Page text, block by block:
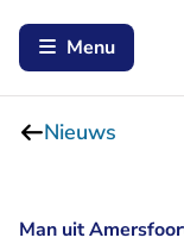
Menu
Nieuws
Man uit